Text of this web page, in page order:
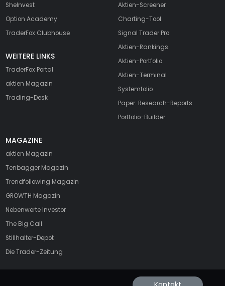
SheInvest
Option Academy
TraderFox Clubhouse
WEITERE LINKS
TraderFox Portal
aktien Magazin
Trading-Desk
Aktien-Screener
Charting-Tool
Signal Trader Pro
Aktien-Rankings
Aktien-Portfolio
Aktien-Terminal
Systemfolio
Paper: Research-Reports
Portfolio-Builder
MAGAZINE
aktien Magazin
Tenbagger Magazin
Trendfollowing Magazin
GROWTH Magazin
Nebenwerte Investor
The Big Call
Stillhalter-Depot
Die Trader-Zeitung